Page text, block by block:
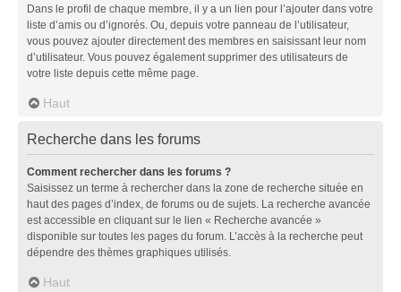
Dans le profil de chaque membre, il y a un lien pour l’ajouter dans votre
liste d’amis ou d’ignorés. Ou, depuis votre panneau de l’utilisateur,
vous pouvez ajouter directement des membres en saisissant leur nom
d’utilisateur. Vous pouvez également supprimer des utilisateurs de
votre liste depuis cette même page.
Haut
Recherche dans les forums
Comment rechercher dans les forums ?
Saisissez un terme à rechercher dans la zone de recherche située en
haut des pages d’index, de forums ou de sujets. La recherche avancée
est accessible en cliquant sur le lien « Recherche avancée »
disponible sur toutes les pages du forum. L’accès à la recherche peut
dépendre des thèmes graphiques utilisés.
Haut